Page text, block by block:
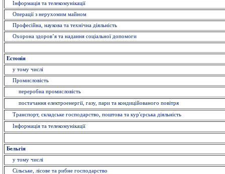
Інформація та телекомунікації
Операції з нерухомим майном
Професійна, наукова та технічна діяльність
Охорона здоров’я та надання соціальної допомоги
Естонія
у тому числі
Промисловість
переробна промисловість
постачання електроенергії, газу, пари та кондиційованого повітря
Транспорт, складське господарство, поштова та кур'єрська діяльність
Інформація та телекомунікації
Бельгія
у тому числі
Сільське, лісове та рибне господарство